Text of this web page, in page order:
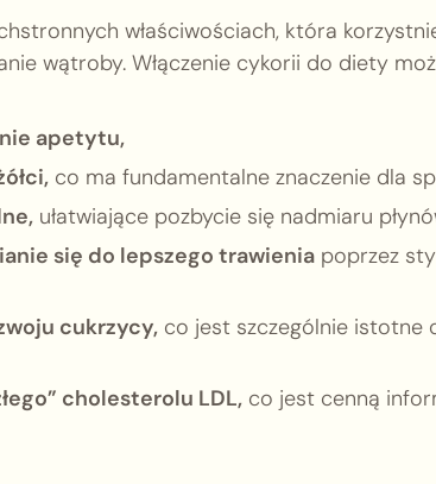
właściwościach, która
wątroby. Włączenie cykorii do diety
apetytu,
co ma fundamentalne znaczenie dla
ułatwiające pozbycie się nadmiaru
się do lepszego trawienia poprzez
cukrzycy, co jest szczególnie istotne
cholesterolu LDL, co jest cenną